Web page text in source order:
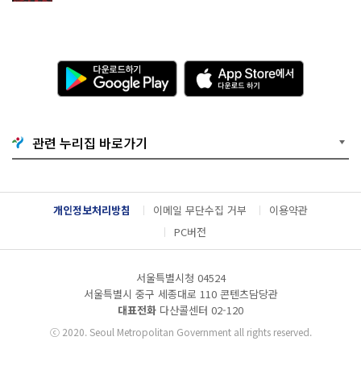
다
운
로
기
G
o
g
l
e
l
A
p
p
e
서
다
운
드
관련 누리집 바로가기
개인정보처리방침 이메일 무단수집 거부
이용약관
PC버전
서울특별시청 04524
서울특별시 중구 세종대로 110 콘텐츠담당관
대표전화 다산콜센터 02-120
ⓒ2020. Seoul Metropolitan Government all rights reserved.